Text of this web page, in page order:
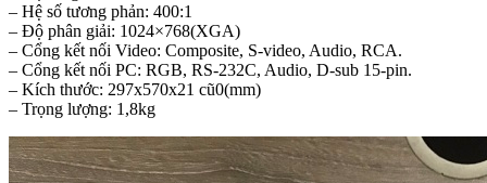
– Hệ số tương phản: 400:1
– Độ phân giải: 1024×768(XGA)
– Cổng kết nối Video: Composite, S-video, Audio, RCA.
– Cổng kết nối PC: RGB, RS-232C, Audio, D-sub 15-pin.
– Kích thước: 297x570x21 cũ0(mm)
– Trọng lượng: 1,8kg